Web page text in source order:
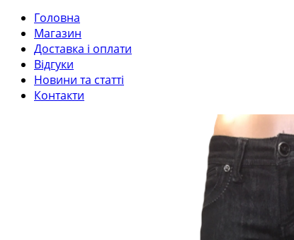
Головна
Магазин
Доставка і оплати
Відгуки
Новини та статті
Контакти